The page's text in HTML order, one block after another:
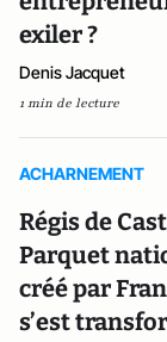
exiler ?
Denis Jacquet
1 min de lecture
ACHARNEMENT
Régis de
Parquet
créé par
s’est